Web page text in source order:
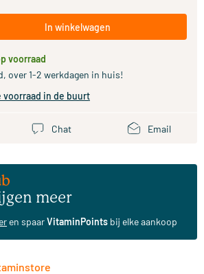
In winkelwagen
voorraad
over 1-2 werkdagen in huis!
voorraad in de buurt
Chat Email
meer
en spaarVitaminPoints bij elke aankoop